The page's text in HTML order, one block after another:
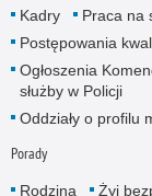
Kadry
Praca na
Postępowania
Ogłoszenia
służby w Policji
Oddziały o profilu
Porady
Rodzina Żyj